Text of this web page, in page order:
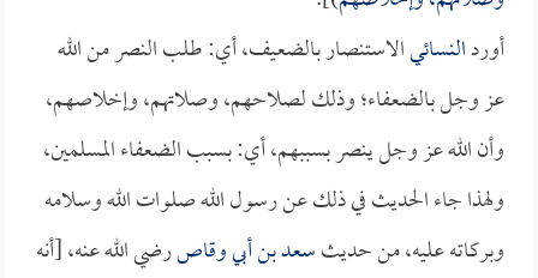
أوردالنسائيالاستنصار بالضعيف، أي: طلب النصر من الله
عز وجل بالضعفاء؛ وذلك لصلاحهم، وصلاتهم، وإخلاصهم،
وأن الله عز وجل ينصر بسببهم، أي: بسبب الضعفاء المسلمين،
ولهذا جاء الحديث في ذلك عن رسول الله صلوات الله وسلامه
وبركاته عليه، من حديثسعد بن أبي وقاصرضي الله عنه، [أنه